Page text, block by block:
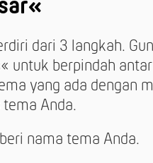
dari 3 langkah.
untuk berpindah
yang ada dengan
Anda.
nama tema Anda.